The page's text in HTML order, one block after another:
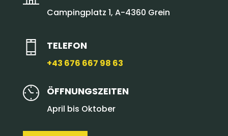
Campingplatz 1, A-4360 Grein
TELEFON
+43 676 667 98 63
ÖFFNUNGSZEITEN
April bis Oktober